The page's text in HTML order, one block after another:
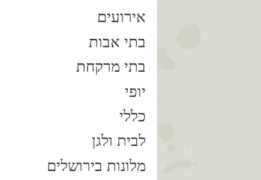
אירועים
בתי אבות
בתי מרקחת
יופי
כללי
לבית ולגן
מלונות בירושלים